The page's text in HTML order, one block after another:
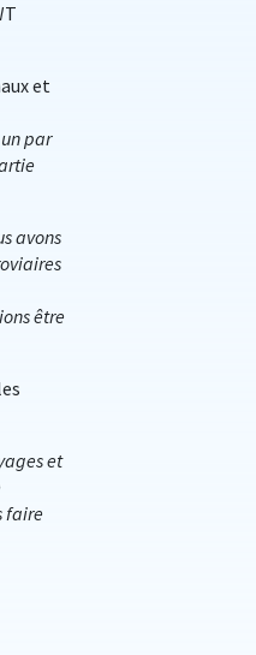
et
par
avons
être
et
faire